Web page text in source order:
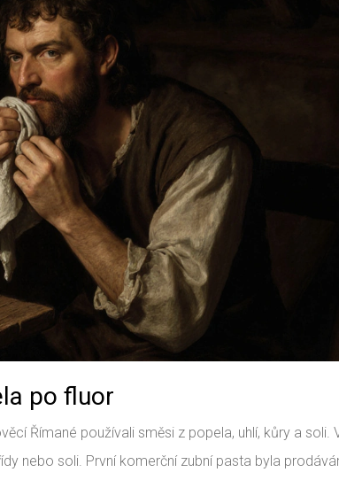
po fluor
Římané používali směsi z popela, uhlí, kůry a soli.
nebo soli. První komerční zubní pasta byla